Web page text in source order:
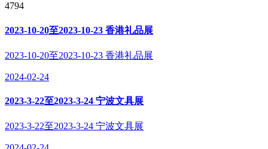
4794
2023-10-20至2023-10-23 香港礼品展
2023-10-20至2023-10-23 香港礼品展
2024-02-24
2023-3-22至2023-3-24 宁波文具展
2023-3-22至2023-3-24 宁波文具展